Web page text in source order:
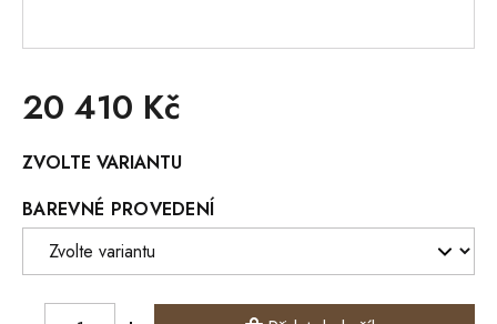
20 410 Kč
cena:
ZVOLTE VARIANTU
BAREVNÉ PROVEDENÍ